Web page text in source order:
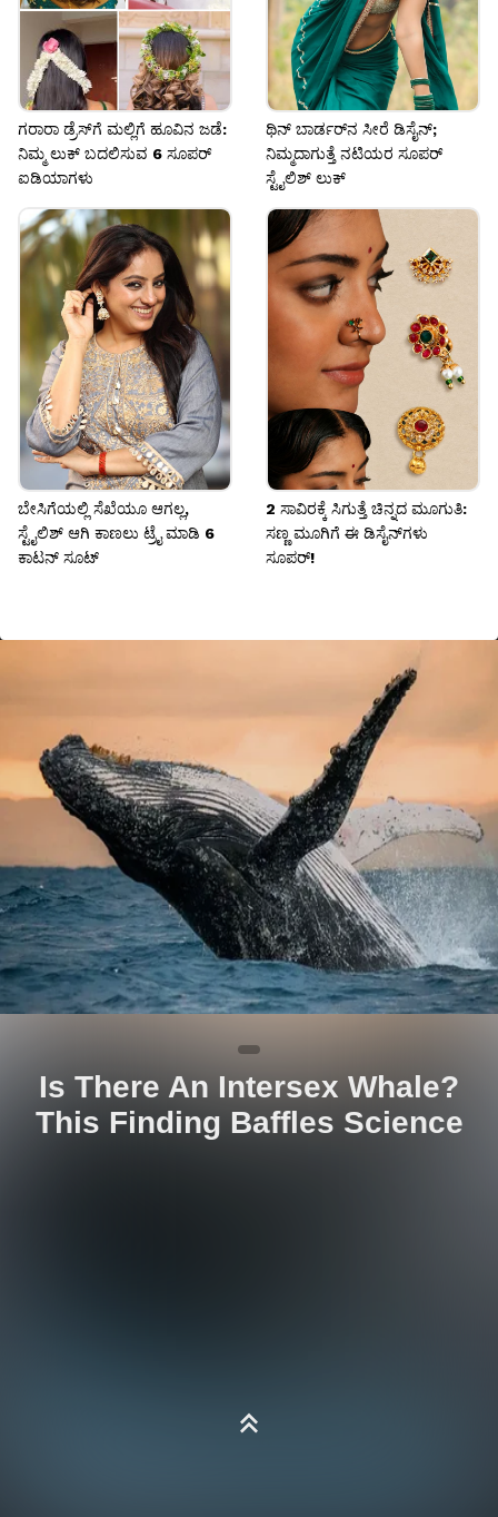
ಗರಾರಾ ಡ್ರೆಸ್‌ಗೆ ಮಲ್ಲಿಗೆ ಹೂವಿನ ಜಡೆ:
ನಿಮ್ಮ ಲುಕ್ ಬದಲಿಸುವ 6 ಸೂಪರ್
ಐಡಿಯಾಗಳು
ಥಿನ್ ಬಾರ್ಡರ್‌ನ ಸೀರೆ ಡಿಸೈನ್‌;
ನಿಮ್ಮದಾಗುತ್ತೆ ನಟಿಯರ ಸೂಪರ್
ಸ್ಟೈಲಿಶ್ ಲುಕ್
ಬೇಸಿಗೆಯಲ್ಲಿ ಸೆಖೆಯೂ ಆಗಲ್ಲ,
ಸ್ಟೈಲಿಶ್ ಆಗಿ ಕಾಣಲು ಟ್ರೈ ಮಾಡಿ 6
ಕಾಟನ್ ಸೂಟ್
2 ಸಾವಿರಕ್ಕೆ ಸಿಗುತ್ತೆ ಚಿನ್ನದ ಮೂಗುತಿ:
ಸಣ್ಣ ಮೂಗಿಗೆ ಈ ಡಿಸೈನ್​ಗಳು
ಸೂಪರ್!